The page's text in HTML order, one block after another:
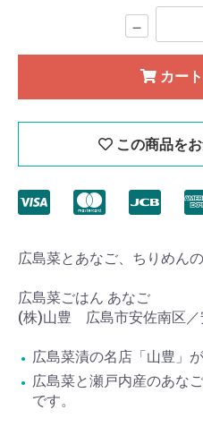
－
カー
この商品を
広島菜とあなご、ちりめん
広島菜ごはん あなご
(株)山豊 広島市安佐南区／
広島菜漬の名店「山豊」
広島菜と瀬戸内産のあな
です。